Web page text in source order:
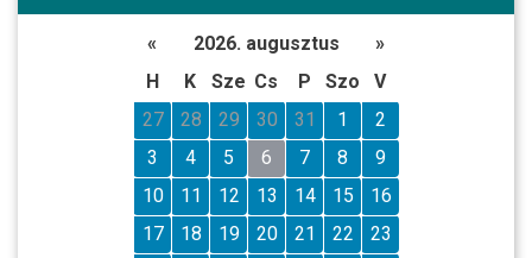
« 2026. augusztus
»
H
K Sze Cs P Szo
V
27
28 29 30 31 1
2
3
4 5 6 7 8
9
10
11 12 13 14 15
16
17
18 19 20 21 22
23